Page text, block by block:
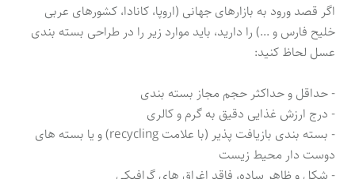
اگر قصد ورود به بازارهای جهانی (اروپا، کانادا، کشورهای عربی
خلیح فارس و ...) را دارید، باید موارد زیر را در طراحی بسته بندی
عسل لحاظ کنید:
- حداقل و حداکثر حجم مجاز بسته‌ بندی
- درج ارزش غذایی دقیق به گرم و کالری
- بسته‌ بندی بازیافت پذیر (با علامت recycling) و یا بسته های
دوست دار محیط زیست